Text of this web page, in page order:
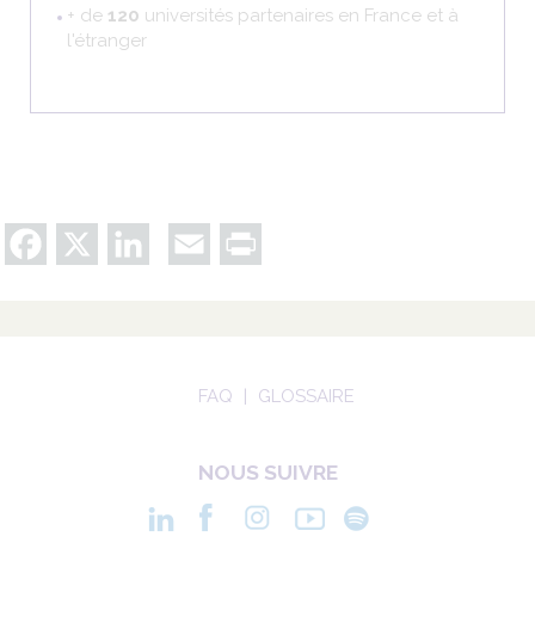
+ de 120 universités partenaires en France et à
l'étranger
Facebook LinkedIn Email
FAQ GLOSSAIRE
NOUS SUIVRE